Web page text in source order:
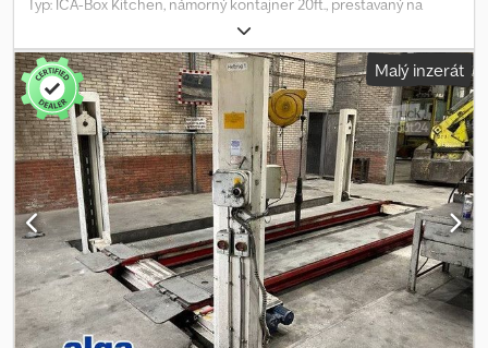
Typ: ICA-Box Kitchen, námorný kontajner 20ft., prestavaný na
kanceláriu/oddychovú miestnosť, steny a strop obložené a
izolované, predná časť: okno a dvere so svetlíkom, interiér:
chladnička, drez, skrinky, stôl, stoličky, rôzne upínacie oká na
stenách, vešiaky na oblečenie atď. Elektrická výbava: ističe,
kúrenie, osvetlenie, rôzne zásuvky, špecifikom je koncept
miestnosti v miestnosti, vďaka ktorému kontajner zvonku pôsobí
nenápadne, no zvnútra ako tepelne izolovaný obytný priestor.
Nová cena cca 18 000 €, dobrý stav. Chjdpfx Afox Sub Te Uja
PA1260 Naša ponuka je vo všeobecnosti bez novej TÜV prehliadky.
V prípade záujmu o novú TÜV prehliadku Vám radi poskytneme
ponuku od našich partnerských servisov! Vozidlo môže byť
polepené alebo popísané reklamou. Platí naše všeobecné
dodacie a platobné podmienky. Radi Vám pripravíme financovanie
alebo lízingovú ponuku na tento objekt. Prosím, kontaktujte nás!
Malý inzerát